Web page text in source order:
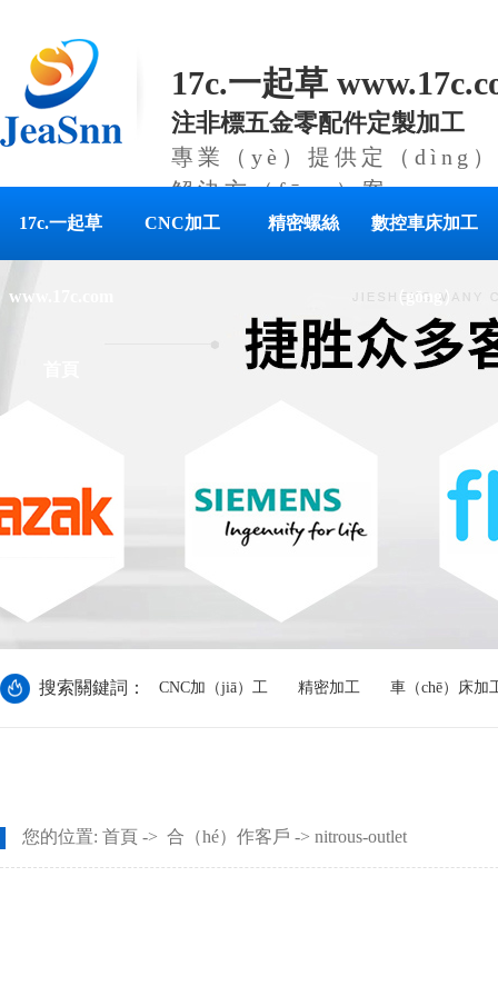
17c.一起草
注非標五金零配件定製加工
專業（yè）提供定（dìng
解決方（fāng）案
17c.一起草
www.17c.com
CNC加工 精密螺絲 數控車床加工
（gōng）
搜索關鍵詞： CNC加（jiā）工 精密加工 車（chē）床加
您的位置: 首頁 -> 合（hé）作客戶 -> nitrous-outlet